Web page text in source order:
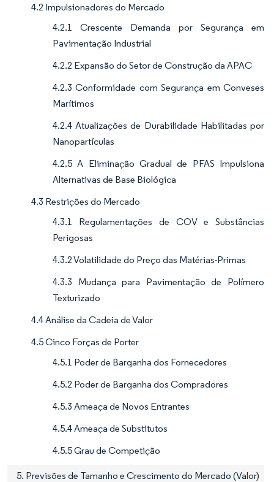
4.2 Impulsionadores do Mercado
4.2.1 Crescente Demanda por Segurança em
Pavimentação Industrial
4.2.2 Expansão do Setor de Construção da APAC
4.2.3 Conformidade com Segurança em Conveses
Marítimos
4.2.4 Atualizações de Durabilidade Habilitadas por
Nanopartículas
4.2.5 A Eliminação Gradual de PFAS Impulsiona
Alternativas de Base Biológica
4.3 Restrições do Mercado
4.3.1 Regulamentações de COV e Substâncias
Perigosas
4.3.2 Volatilidade do Preço das Matérias-Primas
4.3.3 Mudança para Pavimentação de Polímero
Texturizado
4.4 Análise da Cadeia de Valor
4.5 Cinco Forças de Porter
4.5.1 Poder de Barganha dos Fornecedores
4.5.2 Poder de Barganha dos Compradores
4.5.3 Ameaça de Novos Entrantes
4.5.4 Ameaça de Substitutos
4.5.5 Grau de Competição
5. Previsões de Tamanho e Crescimento do Mercado (Valor)